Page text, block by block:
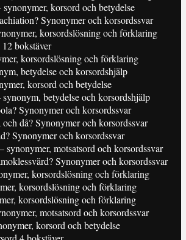
korsord och betydelse
Synonymer och korsordssvar
korsordslösning och förklaring
bokstäver
korsordslösning och förklaring
betydelse och korsordshjälp
korsord och betydelse
betydelse och korsordshjälp
Synonymer och korsordssvar
då? Synonymer och korsordssvar
Synonymer och korsordssvar
synonymer, motsatsord och korsordssvar
Synonymer och korsordssvar
korsordslösning och förklaring
korsordslösning och förklaring
korsordslösning och förklaring
motsatsord och korsordssvar
korsord och betydelse